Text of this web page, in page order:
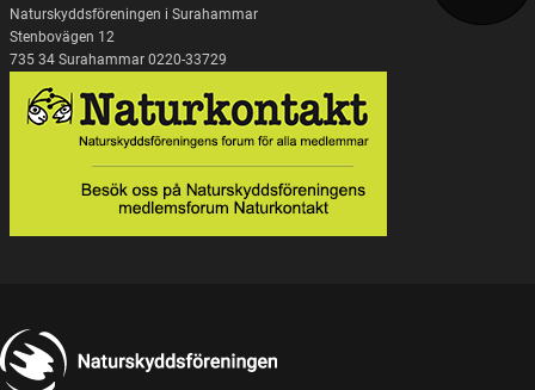
Naturskyddsföreningen i Surahammar
Stenbovägen 12
735 34 Surahammar 0220-33729